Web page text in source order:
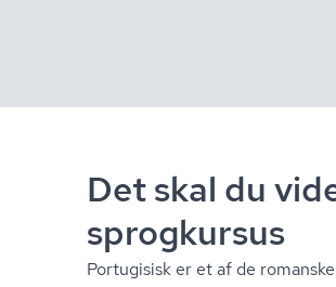
Det skal du
sprogkursus
Portugisisk er et af de